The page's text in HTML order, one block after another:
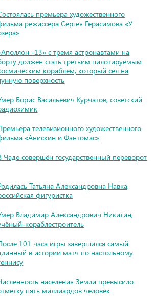
премьера художественного
режиссёра Сергея Герасимова «У
-13» с тремя астронавтами на
должен стать третьим пилотируемым
кораблём, который сел на
поверхность
Борис Васильевич Курчатов, советский
телевизионного художественного
«Анискин и Фантомас»
Чаде совершён государственный переворот
Татьяна Александровна Навка,
фигуристка
Владимир Александрович Никитин,
кораблестроитель
101 часа игры завершился самый
в истории матч по настольному
населения Земли превысило
пять миллиардов человек